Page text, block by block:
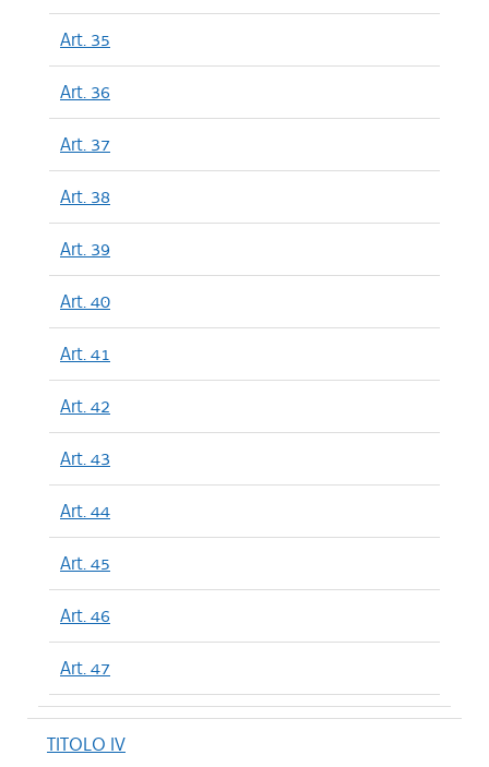
Art. 35
Art. 36
Art. 37
Art. 38
Art. 39
Art. 40
Art. 41
Art. 42
Art. 43
Art. 44
Art. 45
Art. 46
Art. 47
TITOLO IV